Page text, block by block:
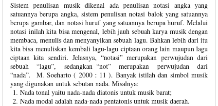
Sistem penulisan musik dikenal ada penulisan notasi angka yang
satuannya berupa angka, sistem penulisan notasi balok yang satuannya
berupa gambar, dan notasi huruf yang satuannya berupa huruf. Melalui
notasi inilah kita bisa mengenal, lebih jauh sebuah karya musik dengan
membaca, menulis dan menyanyikan sebuah lagu. Bahkan lebih dari itu
kita bisa menuliskan kembali lagu-lagu ciptaan orang lain maupun lagu
ciptaan kita sendiri. Jelasnya, “notasi” merupakan perwujudan dari
sebuah “lagu”, sedangkan “not” merupakan perwujudan dari
“nada”. M. Soeharto ( 2000 : 11 ). Banyak istilah dan simbol musik
yang digunakan untuk sebutan nada. Misalnya:
Nada tonal yaitu nada-nada diatonis untuk musik barat;
Nada modal adalah nada-nada pentatonis untuk musik daerah.